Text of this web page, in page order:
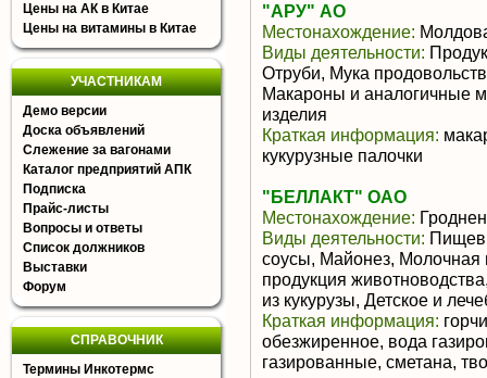
Цены на АК в Китае
Цены на витамины в Китае
УЧАСТНИКАМ
Демо версии
Доска объявлений
Слежение за вагонами
Каталог предприятий АПК
Подписка
Прайс-листы
Вопросы и ответы
Список должников
Выставки
Форум
СПРАВОЧНИК
Термины Инкотермс
"АРУ" АО
Местонахождение:
Виды деятельности:
Отруби, Мука
Макароны и аналогичные
изделия
Краткая информация:
кукурузные палочки
"БЕЛЛАКТ" ОАО
Местонахождение:
Виды деятельности:
соусы, Майонез, Молочная
продукция
из кукурузы, Детское и
Краткая информация:
обезжиренное, вода
газированные, сметана,